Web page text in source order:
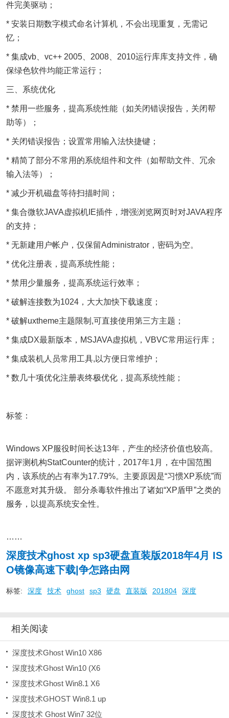
件完美驱动；
* 安装日期数字模式命名计算机，不会出现重复，无需记
忆；
* 集成vb、vc++ 2005、2008、2010运行库库支持文件，确
保绿色软件均能正常运行；
三、系统优化
* 禁用一些服务，提高系统性能（如关闭错误报告，关闭帮
助等）；
* 关闭错误报告；设置常用输入法快捷键；
* 精简了部分不常用的系统组件和文件（如帮助文件、冗余
输入法等）；
* 减少开机磁盘等待扫描时间；
* 集合微软JAVA虚拟机IE插件，增强浏览网页时对JAVA程序
的支持；
* 无新建用户帐户，仅保留Administrator，密码为空。
* 优化注册表，提高系统性能；
* 禁用少量服务，提高系统运行效率；
* 破解连接数为1024，大大加快下载速度；
* 破解uxtheme主题限制,可直接使用第三方主题；
* 集成DX最新版本，MSJAVA虚拟机，VBVC常用运行库；
* 集成装机人员常用工具,以方便日常维护；
* 数几十项优化注册表终极优化，提高系统性能；
标签：
Windows XP服役时间长达13年，产生的经济价值也较高。
据评测机构StatCounter的统计，2017年1月，在中国范围
内，该系统的占有率为17.79%。主要原因是“习惯XP系统”而
不愿意对其升级。 部分杀毒软件推出了诸如“XP盾甲”之类的
服务，以提高系统安全性。
……
深度技术ghost xp sp3硬盘直装版2018年4月 IS
O镜像高速下载|争怎路由网
标签: 深度 技术 ghost sp3 硬盘 直装版 201804 深度
相关阅读
深度技术Ghost Win10 X86
深度技术Ghost Win10 (X6
深度技术Ghost Win8.1 X6
深度技术GHOST Win8.1 up
深度技术 Ghost Win7 32位